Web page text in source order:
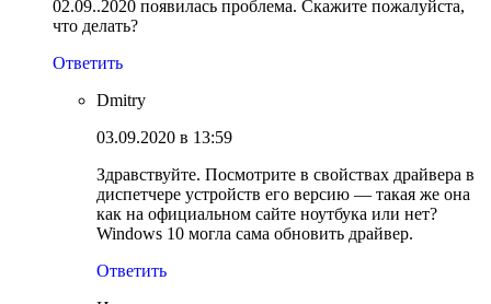
02.09..2020 появилась проблема. Скажите пожалуйста,
что делать?
Ответить
Dmitry
03.09.2020 в 13:59
Здравствуйте. Посмотрите в свойствах драйвера в
диспетчере устройств его версию — такая же она
как на официальном сайте ноутбука или нет?
Windows 10 могла сама обновить драйвер.
Ответить